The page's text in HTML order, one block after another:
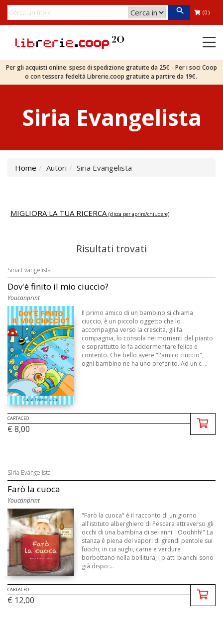
(0)
Per gli acquisti online: spese di spedizione gratuite da 25€ - Per i soci Coop
o con tessera fedeltà Librerie.coop gratuite a partire da 19€.
Siria Evangelista
Home Autori Siria Evangelista
MIGLIORA LA TUA RICERCA (clicca per aprire/chiudere)
Risultati trovati
Siria Evangelista
Dov'è finito il mio ciuccio?
Youcanprint
Il primo amico di un bambino si chiama
ciuccio, è un piccolo oggetto che lo
accompagna verso la crescita, gli fa
compagnia, lo consola nei momenti del pianto
e soprattutto lo fa addormentare felice e
contento. Che bello avere "l'amico ciuccio",
ogni bambino ne ha uno preferito. Ad un c ...
CARTACEO
€ 8,00
Siria Evangelista
Farò la cuoca
Youcanprint
"Farò la cuoca" è il racconto di un giorno
all'istituto alberghiero di Pescara attraverso gli
occhi di una bambina di sei anni. "Ooohhh!" La
stanza è piena dei vapori di grandi pentole sui
fuochi, in cui sughi, carne e verdure
borbottano nella bollitura; i piatti bianchi sono
già dispo ...
CARTACEO
€ 12,00